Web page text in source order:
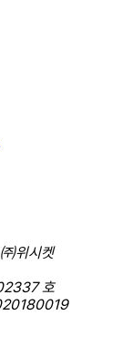
위시켓
호